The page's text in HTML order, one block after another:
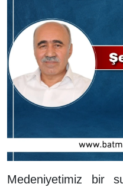
Medeniyetimiz bir